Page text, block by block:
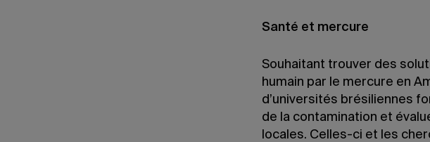
Santé et mercure
Souhaitant trouver des
humain par le mercure en
d’universités brésiliennes
de la contamination et
locales. Celles-ci et les